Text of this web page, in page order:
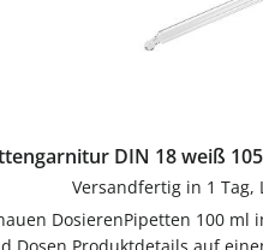
DIN 18 weiß
Versandfertig in 1 Tag,
DosierenPipetten 100